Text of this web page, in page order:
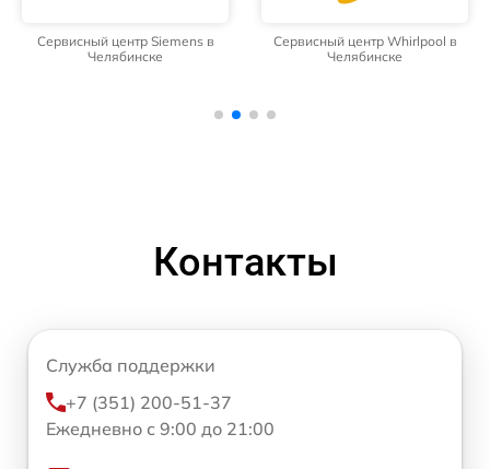
Сервисный центр Siemens в
Челябинске
Сервисный центр Whirlpool в
Челябинске
Контакты
Служба поддержки
+7 (351) 200-51-37
Ежедневно с 9:00 до 21:00